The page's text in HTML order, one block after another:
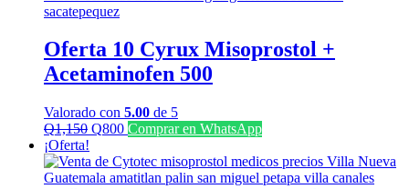
Oferta 10 Cyrux Misoprostol +
Acetaminofen 500
Valorado con 5.00 de 5
Q1,150 El
original
era:
Q800El
actual
es:
Comprar en WhatsApp
¡Oferta!